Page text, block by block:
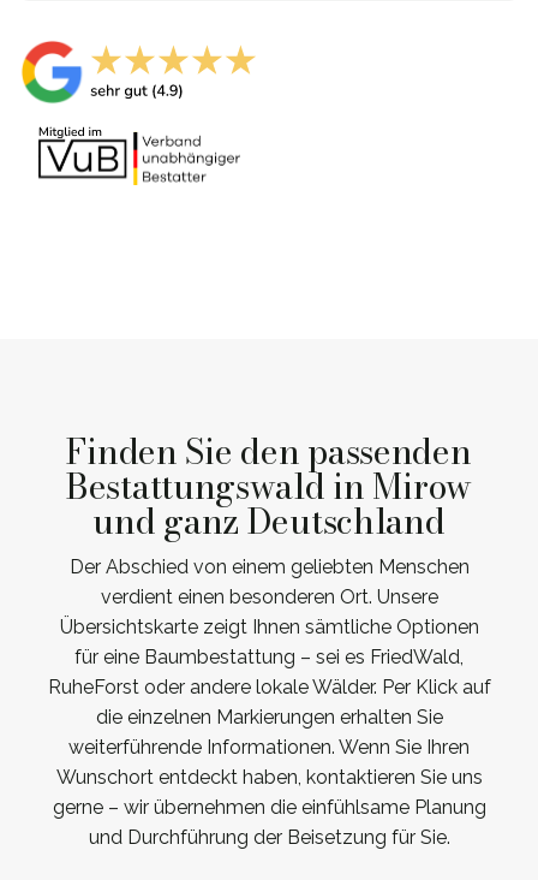
Finden Sie den passenden
Bestattungswald in Mirow
und ganz Deutschland
Der Abschied von einem geliebten Menschen
verdient einen besonderen Ort. Unsere
Übersichtskarte zeigt Ihnen sämtliche Optionen
für eine Baumbestattung – sei es FriedWald,
RuheForst oder andere lokale Wälder. Per Klick auf
die einzelnen Markierungen erhalten Sie
weiterführende Informationen. Wenn Sie Ihren
Wunschort entdeckt haben, kontaktieren Sie uns
gerne – wir übernehmen die einfühlsame Planung
und Durchführung der Beisetzung für Sie.